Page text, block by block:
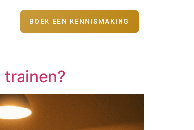
BOEK EEN KENNISMAKING
trainen?